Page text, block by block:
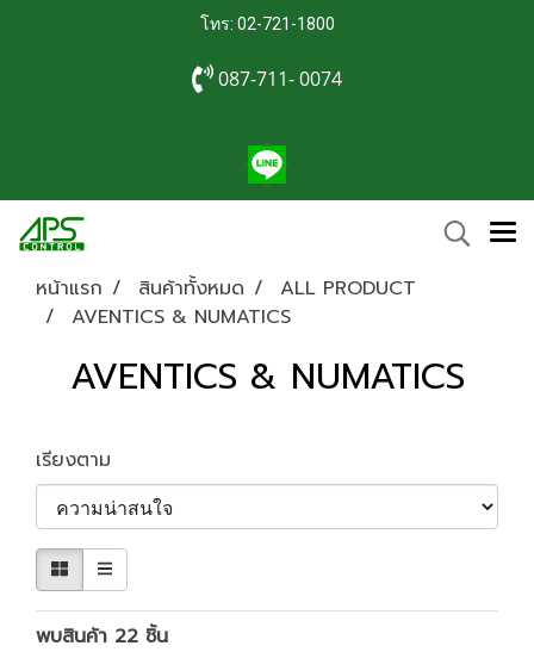
โทร: 02-721-1800
087-711- 0074
หน้าแรก สินค้าทั้งหมด
ALL PRODUCT
AVENTICS & NUMATICS
AVENTICS & NUMATICS
เรียงตาม
พบสินค้า 22 ชิ้น